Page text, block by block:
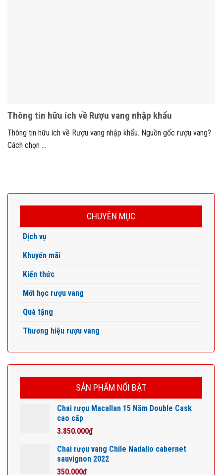
Thông tin hữu ích về Rượu vang nhập khẩu
Thông tin hữu ích về Rượu vang nhập khẩu. Nguồn gốc rượu vang?
Cách chọn ...
CHUYÊN MỤC
Dịch vụ
Khuyến mãi
Kiến thức
Mới học rượu vang
Quà tặng
Thương hiệu rượu vang
SẢN PHẨM NỔI BẬT
Chai rượu Macallan 15 Năm Double Cask
cao cấp
3.850.000₫
Chai rượu vang Chile Nadalio cabernet
sauvignon 2022
350.000₫